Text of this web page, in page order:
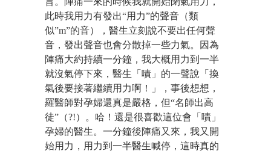
此時我用力有發出“用力”的聲音（類
似”m”的音），醫生立刻說不要出任何聲
音，發出聲音也會分散掉一些力氣。因為
陣痛大約持續一分鐘，我大概用力到一半
就沒氣停下來，醫生「嘖」的一聲說「換
氣後要接著繼續用力啊！」，事後想想，
羅醫師對孕婦還真是嚴格，但“名師出高
徒”（?!）。哈！還是很喜歡這位會「嘖」
孕婦的醫生。一分鐘後陣痛又來，我又開
始用力，用力到一半醫生喊停，這時真的